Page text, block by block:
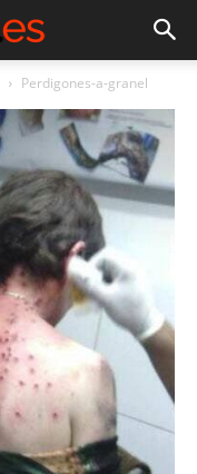
Perdigones-a-granel